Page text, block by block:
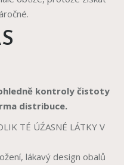
kontroly čistoty
distribuce.
TÉ ÚŹASNÉ LÁTKY V
lákavý design obalů